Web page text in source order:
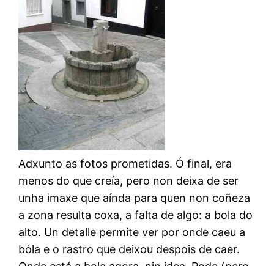
Adxunto as fotos prometidas. Ó final, era
menos do que creía, pero non deixa de ser
unha imaxe que aínda para quen non coñeza
a zona resulta coxa, a falta de algo: a bola do
alto. Un detalle permite ver por onde caeu a
bóla e o rastro que deixou despois de caer.